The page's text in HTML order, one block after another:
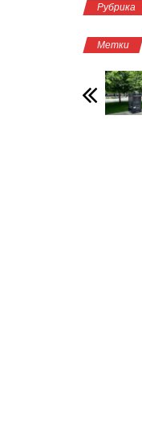
at
s
A
p
p
Рубрика
Метки